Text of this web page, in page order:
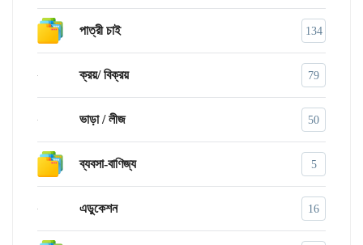
পাত্রী চাই 134
ক্রয়/ বিক্রয় 79
ভাড়া / লীজ 50
ব্যবসা-বাণিজ্য 5
এডুকেশন 16